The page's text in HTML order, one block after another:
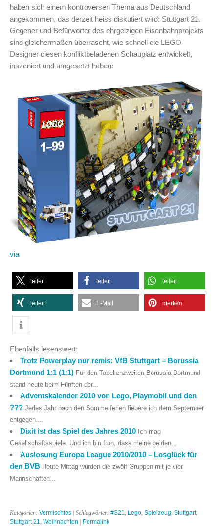
haben sich einem kontroversen Thema aus Deutschland
angekommen, das derzeit heiss diskutiert wird: Stuttgart 21.
Gegener und Befürworter des ehrgeizigen Eisenbahnprojekts
sind gleichermaßen überrascht, wie schnell die LEGO-
Designer diesen konfliktbeladenen Schauplatz entwickelt,
inszeniert und umgesetzt haben:
via
teilen teilen teilen
teilen E-Mail merken
Ebenfalls lesenswert:
Trotz Powerplay nur remis: VfB Stuttgart – Borussia
Dortmund 1:1 (1:1) Für den Tabellenzweiten Borussia Dortmund
stand heute beim Fünften der...
Adventskalender 2010 von Lego, Playmobil und den
??? Jedes Jahr nach den Sommerferien fiebere ich dem September
entgegen....
Dixit ist das Spiel des Jahres 2010 Ich mag
Gesellschaftsspiele. Und ich bin froh, dass meine beiden...
Auslosung Europa League 2010/2010 – Losglück für
den BVB Heute Mittag wurden die zwölf Gruppen mit je vier
Mannschaften...
Kategorien: Vermischtes | Schlagwörter: #S21, Lego, Spielzeug, Stuttgart,
Stuttgart 21, Weihnachten Permalink